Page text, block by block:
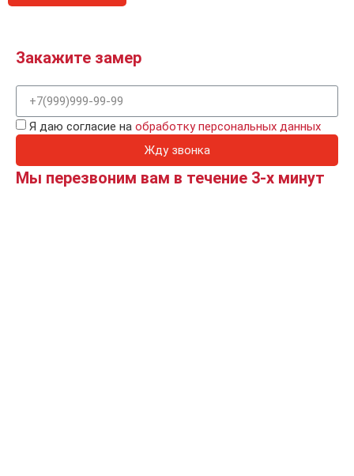
Закажите замер
Я даю согласие на обработку персональных данных
Жду звонка
Мы перезвоним вам в течение 3-х минут